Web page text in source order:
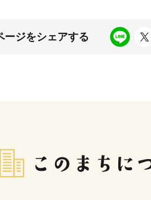
ージをシェアする